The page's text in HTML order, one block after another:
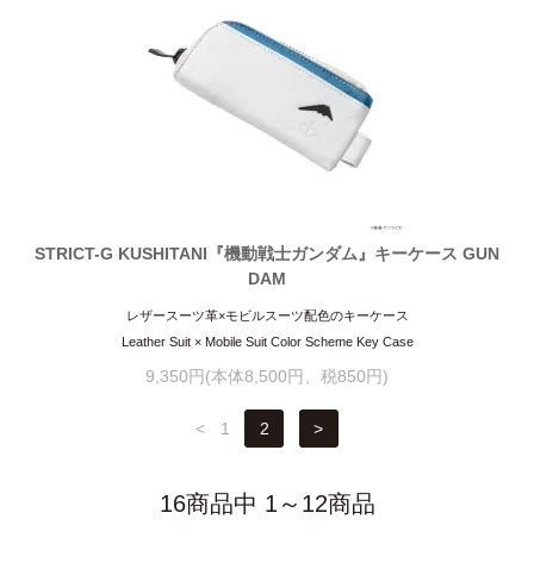
STRICT-G KUSHITANI『機動戦士ガンダム』キーケース GUN
DAM
レザースーツ革×モビルスーツ配色のキーケース
Leather Suit × Mobile Suit Color Scheme Key Case
9,350円(本体8,500円、税850円)
< 1 2 >
16商品中 1～12商品